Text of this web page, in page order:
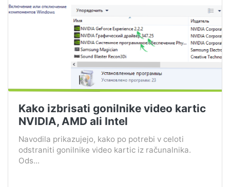
Kako izbrisati gonilnike video kartic
NVIDIA, AMD ali Intel
Navodila prikazujejo, kako po potrebi v celoti
odstraniti gonilnike video kartic iz računalnika.
Ods...